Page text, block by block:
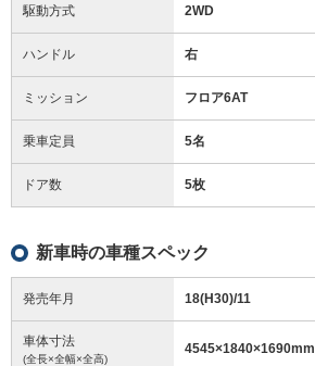
駆動方式 2WD
ハンドル 右
ミッション フロア6AT
乗車定員 5名
ドア数 5枚
新車時の車種スペック
発売年月 18(H30)/11
車体寸法
(全長×全幅×全高)
4545×1840×1690mm